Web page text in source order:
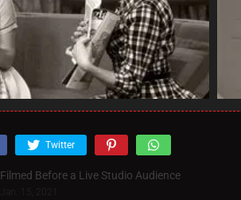
Twitter
Filmed Before a Live Studio Audience
Jan. 15, 2021